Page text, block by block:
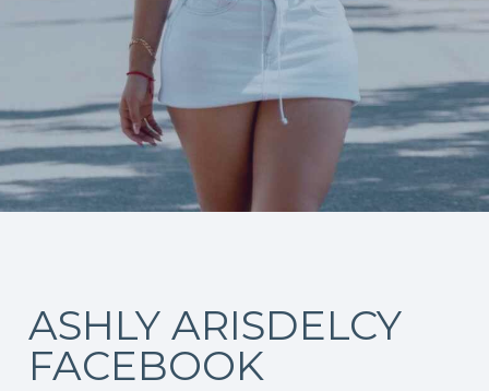
ASHLY ARISDELCY
FACEBOOK